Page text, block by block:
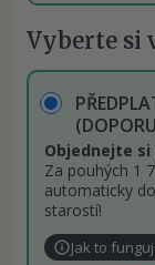
Vyberte si
Objednejte
Za pouhých 1
automaticky
starostí!
Jak to